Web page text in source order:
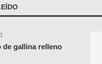
de gallina relleno